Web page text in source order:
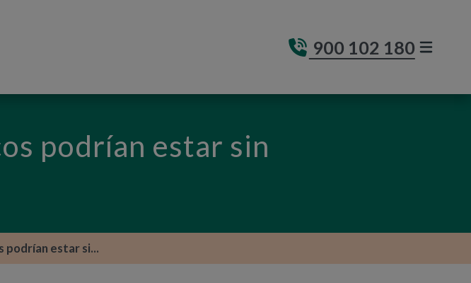
900 102 180
podrían estar sin
podrían estar si...